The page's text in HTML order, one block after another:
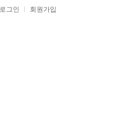
로그인 회원가입